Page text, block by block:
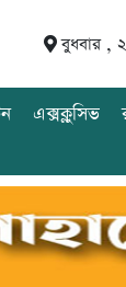
বুধবার ,
এক্সক্লুসিভ